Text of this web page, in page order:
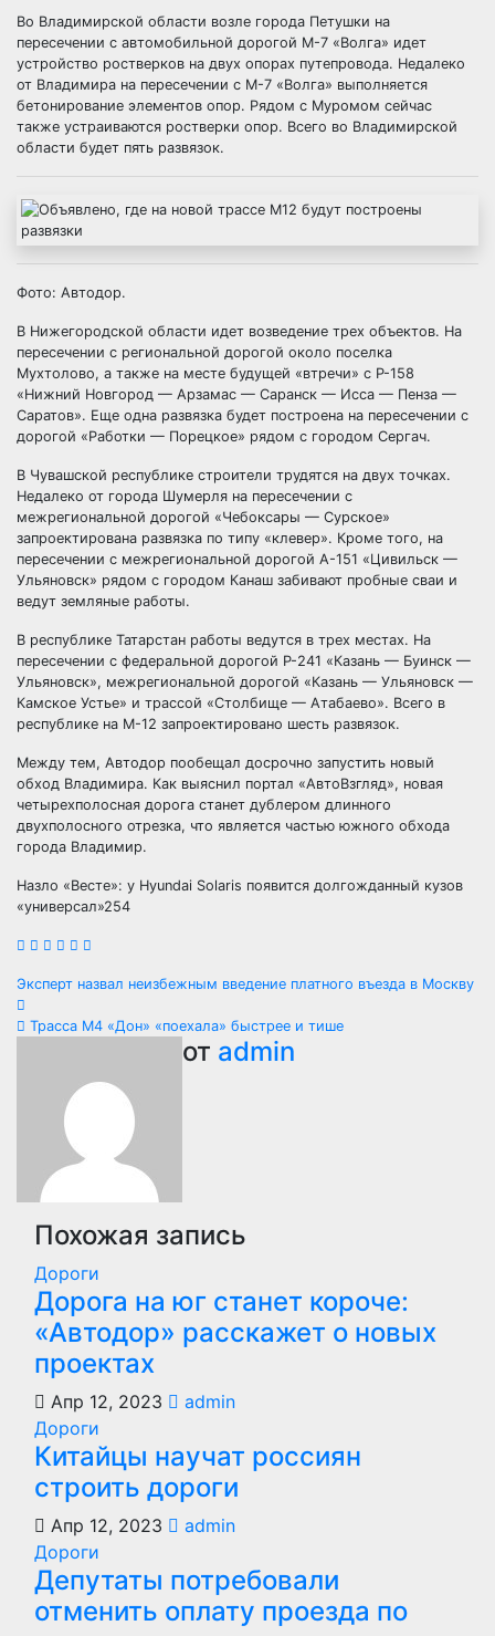
Во Владимирской области возле города Петушки на
пересечении с автомобильной дорогой М-7 «Волга» идет
устройство ростверков на двух опорах путепровода. Недалеко
от Владимира на пересечении с М-7 «Волга» выполняется
бетонирование элементов опор. Рядом с Муромом сейчас
также устраиваются ростверки опор. Всего во Владимирской
области будет пять развязок.
Фото: Автодор.
В Нижегородской области идет возведение трех объектов. На
пересечении с региональной дорогой около поселка
Мухтолово, а также на месте будущей «втречи» с Р-158
«Нижний Новгород — Арзамас — Саранск — Исса — Пенза —
Саратов». Еще одна развязка будет построена на пересечении с
дорогой «Работки — Порецкое» рядом с городом Сергач.
В Чувашской республике строители трудятся на двух точках.
Недалеко от города Шумерля на пересечении с
межрегиональной дорогой «Чебоксары — Сурское»
запроектирована развязка по типу «клевер». Кроме того, на
пересечении с межрегиональной дорогой А-151 «Цивильск —
Ульяновск» рядом с городом Канаш забивают пробные сваи и
ведут земляные работы.
В республике Татарстан работы ведутся в трех местах. На
пересечении с федеральной дорогой Р-241 «Казань — Буинск —
Ульяновск», межрегиональной дорогой «Казань — Ульяновск —
Камское Устье» и трассой «Столбище — Атабаево». Всего в
республике на М-12 запроектировано шесть развязок.
Между тем, Автодор пообещал досрочно запустить новый
обход Владимира. Как выяснил портал «АвтоВзгляд», новая
четырехполосная дорога станет дублером длинного
двухполосного отрезка, что является частью южного обхода
города Владимир.
Назло «Весте»: у Hyundai Solaris появится долгожданный кузов
«универсал»254
Навигация
по
записям
Эксперт назвал неизбежным введение платного въезда в Москву
Трасса М4 «Дон» «поехала» быстрее и тише
от admin
Похожая запись
Дороги
Дорога на юг станет короче:
«Автодор» расскажет о новых
проектах
Апр 12, 2023
admin
Дороги
Китайцы научат россиян
строить дороги
Апр 12, 2023
admin
Дороги
Депутаты потребовали
отменить оплату проезда по